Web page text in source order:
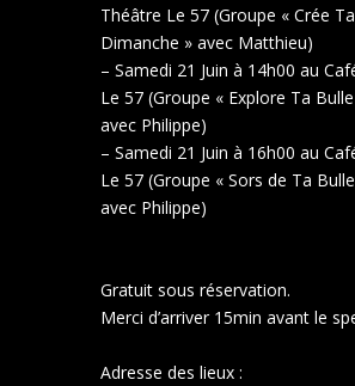
Théâtre Le 57 (Groupe « Crée
Dimanche » avec Matthieu)
– Samedi 21 Juin à 14h00 au
Le 57 (Groupe « Explore Ta
avec Philippe)
– Samedi 21 Juin à 16h00 au
Le 57 (Groupe « Sors de Ta
avec Philippe)
Gratuit sous réservation.
Merci d’arriver 15min avant le
Adresse des lieux :